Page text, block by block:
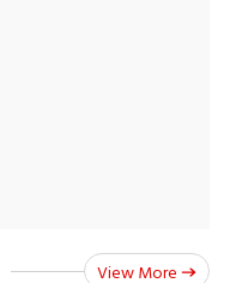
View More